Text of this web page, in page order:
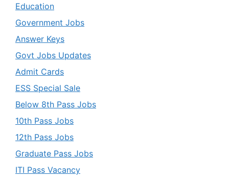
Education
Government Jobs
Answer Keys
Govt Jobs Updates
Admit Cards
ESS Special Sale
Below 8th Pass Jobs
10th Pass Jobs
12th Pass Jobs
Graduate Pass Jobs
ITI Pass Vacancy